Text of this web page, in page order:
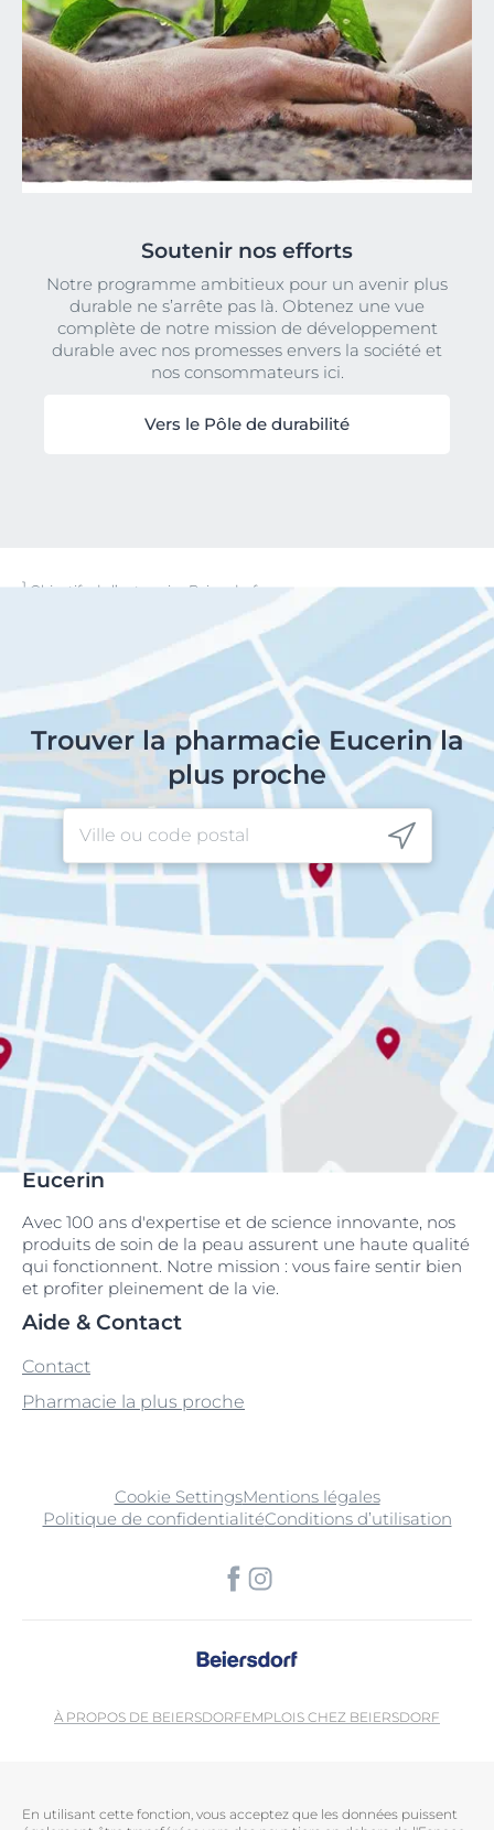
Soutenir nos efforts
Notre programme ambitieux pour un avenir plus
durable ne s’arrête pas là. Obtenez une vue
complète de notre mission de développement
durable avec nos promesses envers la société et
nos consommateurs ici.
Vers le Pôle de durabilité
1Objectifs de l’entreprise Beiersdorf
Trouver la pharmacie Eucerin la
plus proche
Eucerin
Avec 100 ans d'expertise et de science innovante, nos
produits de soin de la peau assurent une haute qualité
qui fonctionnent. Notre mission : vous faire sentir bien
et profiter pleinement de la vie.
Aide & Contact
Contact
Pharmacie la plus proche
Cookie SettingsMentions légales
Politique de confidentialitéConditions d’utilisation
À PROPOS DE BEIERSDORFEMPLOIS CHEZ BEIERSDORF
En utilisant cette fonction, vous acceptez que les données puissent